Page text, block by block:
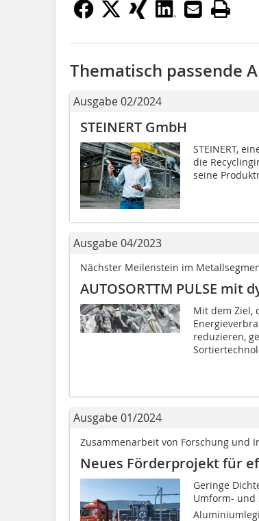
Thematisch passende
Ausgabe 02/2024
STEINERT GmbH
STEINERT,
die
seine
Ausgabe 04/2023
Nächster Meilenstein im
AUTOSORTTM PULSE mit
Mit dem Ziel,
reduzieren,
Ausgabe 01/2024
Zusammenarbeit von Forschung und
Neues Förderprojekt für
Geringe
Umform- und